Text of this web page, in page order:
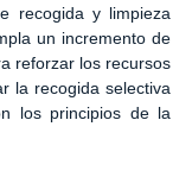
recogida y limpieza
un incremento de
reforzar los recursos
la recogida selectiva
los principios de la